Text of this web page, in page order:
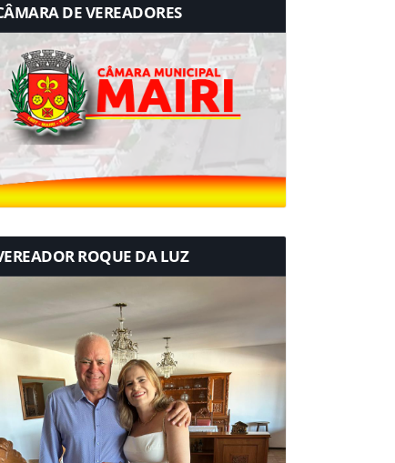
DE VEREADORES
ROQUE DA LUZ